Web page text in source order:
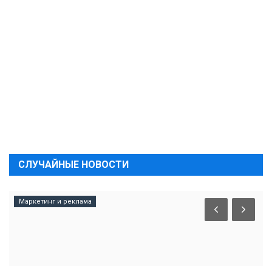
СЛУЧАЙНЫЕ НОВОСТИ
Маркетинг и реклама